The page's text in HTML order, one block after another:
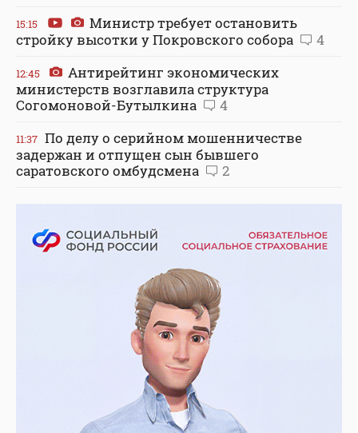
15:15
Министр требует остановить
стройку высотки у Покровского собора
4
12:45
Антирейтинг экономических
министерств возглавила структура
Согомоновой-Бутылкина
4
11:37 По делу о серийном мошенничестве
задержан и отпущен сын бывшего
саратовского омбудсмена
2